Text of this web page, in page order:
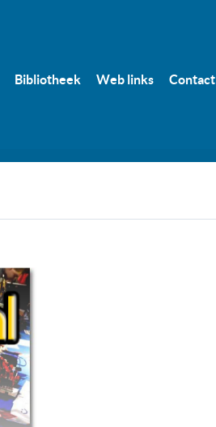
Bibliotheek Web links Contact